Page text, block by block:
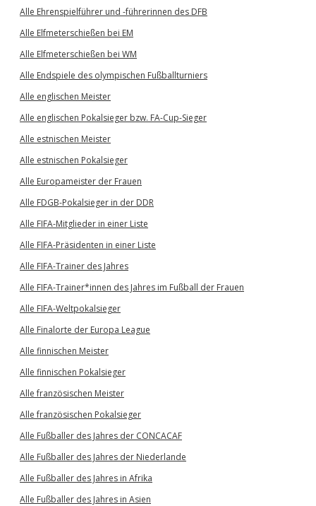
Alle Ehrenspielführer und -führerinnen des DFB
Alle Elfmeterschießen bei EM
Alle Elfmeterschießen bei WM
Alle Endspiele des olympischen Fußballturniers
Alle englischen Meister
Alle englischen Pokalsieger bzw. FA-Cup-Sieger
Alle estnischen Meister
Alle estnischen Pokalsieger
Alle Europameister der Frauen
Alle FDGB-Pokalsieger in der DDR
Alle FIFA-Mitglieder in einer Liste
Alle FIFA-Präsidenten in einer Liste
Alle FIFA-Trainer des Jahres
Alle FIFA-Trainer*innen des Jahres im Fußball der Frauen
Alle FIFA-Weltpokalsieger
Alle Finalorte der Europa League
Alle finnischen Meister
Alle finnischen Pokalsieger
Alle französischen Meister
Alle französischen Pokalsieger
Alle Fußballer des Jahres der CONCACAF
Alle Fußballer des Jahres der Niederlande
Alle Fußballer des Jahres in Afrika
Alle Fußballer des Jahres in Asien